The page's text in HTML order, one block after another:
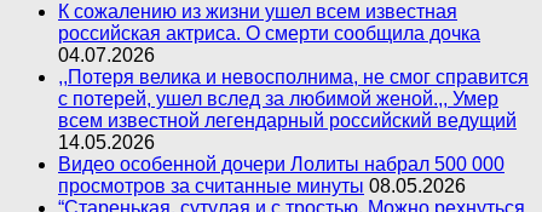
К сожалению из жизни ушел всем известная
российская актриса. О смерти сообщила дочка
04.07.2026
,,Потеря велика и невосполнима, не смог справится
с потерей, ушел вслед за любимой женой.,, Умер
всем известной легендарный российский ведущий
14.05.2026
Видео особенной дочери Лолиты набрал 500 000
просмотров за считанные минуты 08.05.2026